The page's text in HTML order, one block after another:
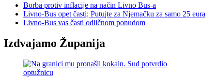
Borba protiv inflacije na način Livno Bus-a
Livno-Bus opet časti; Putujte za Njemačku za samo 25 eura
Livno-Bus vas časti odličnom ponudom
Izdvajamo Županija